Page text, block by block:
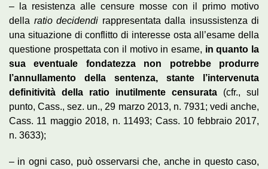
– la resistenza alle censure mosse con il primo motivo
della ratio decidendi rappresentata dalla insussistenza di
una situazione di conflitto di interesse osta all’esame della
questione prospettata con il motivo in esame, in quanto la
sua eventuale fondatezza non potrebbe produrre
l’annullamento della sentenza, stante l’intervenuta
definitività della ratio inutilmente censurata (cfr., sul
punto, Cass., sez. un., 29 marzo 2013, n. 7931; vedi anche,
Cass. 11 maggio 2018, n. 11493; Cass. 10 febbraio 2017,
n. 3633);
– in ogni caso, può osservarsi che, anche in questo caso,